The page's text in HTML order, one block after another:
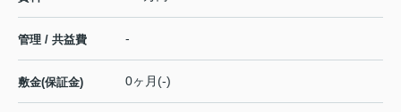
管理 / 共益費 -
敷金(保証金) 0ヶ月(-)